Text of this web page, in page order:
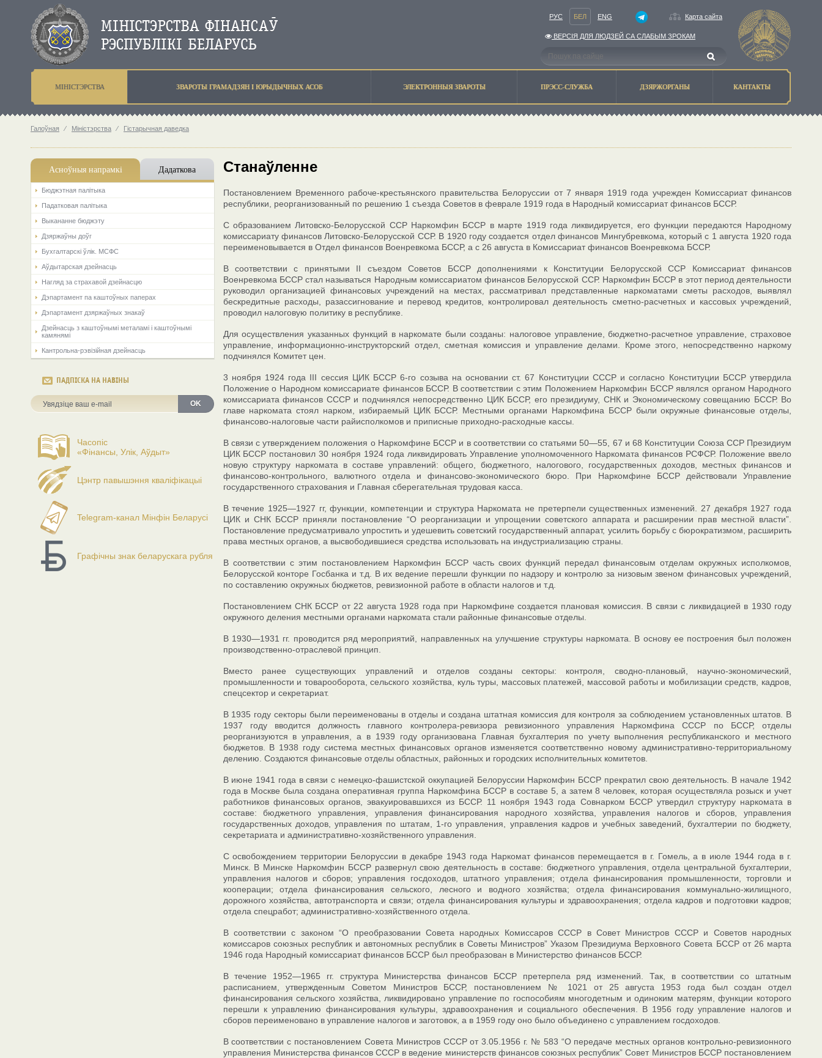
РУС БЕЛ ENG Карта сайта
ВЕРСIЯ ДЛЯ ЛЮДЗЕЙ СА СЛАБЫМ ЗРОКАМ
МIНIСТЭРСТВА ЗВАРОТЫ ГРАМАДЗЯН I ЮРЫДЫЧНЫХ АСОБ ЭЛЕКТРОННЫЯ ЗВАРОТЫ ПРЭСС-СЛУЖБА ДЗЯРЖОРГАНЫ КАНТАКТЫ
Галоўная ⁄ Мiнiстэрства ⁄ Гістарычная даведка
Асноўныя напрамкi Дадаткова
Бюджэтная палiтыка
Падатковая палітыка
Выкананне бюджэту
Дзяржаўны доўг
Бухгалтарскі ўлік. МСФС
Аўдытарская дзейнасць
Нагляд за страхавой дзейнасцю
Дэпартамент па каштоўных паперах
Дэпартамент дзяржаўных знакаў
Дзейнасць з каштоўнымі металамі і каштоўнымі
камянямі
Кантрольна-рэвізійная дзейнасць
ПАДПІСКА НА НАВІНЫ
OK
Часопіс
«Фінансы, Улік, Аўдыт»
Цэнтр павышэння кваліфікацыі
Telegram-канал Мінфін Беларусі
Графічны знак беларускага рубля
Станаўленне
Постановлением Временного рабоче-крестьянского правительства Белоруссии от 7 января 1919 года учрежден Комиссариат финансов
республики, реорганизованный по решению 1 съезда Советов в феврале 1919 года в Народный комиссариат финансов БССР.
С образованием Литовско-Белорусской ССР Наркомфин БССР в марте 1919 года ликвидируется, его функции передаются Народному
комиссариату финансов Литовско-Белорусской ССР. В 1920 году создается отдел финансов Мингубревкома, который с 1 августа 1920 года
переименовывается в Отдел финансов Военревкома БССР, а с 26 августа в Комиссариат финансов Военревкома БССР.
В соответствии с принятыми II съездом Советов БССР дополнениями к Конституции Белорусской ССР Комиссариат финансов
Военревкома БССР стал называться Народным комиссариатом финансов Белорусской ССР. Наркомфин БССР в этот период деятельности
руководил организацией финансовых учреждений на местах, рассматривал представленные наркоматами сметы расходов, выявлял
бескредитные расходы, разассигнование и перевод кредитов, контролировал деятельность сметно-расчетных и кассовых учреждений,
проводил налоговую политику в республике.
Для осуществления указанных функций в наркомате были созданы: налоговое управление, бюджетно-расчетное управление, страховое
управление, информационно-инструкторский отдел, сметная комиссия и управление делами. Кроме этого, непосредственно наркому
подчинялся Комитет цен.
3 ноября 1924 года III сессия ЦИК БССР 6-го созыва на основании ст. 67 Конституции СССР и согласно Конституции БССР утвердила
Положение о Народном комиссариате финансов БССР. В соответствии с этим Положением Наркомфин БССР являлся органом Народного
комиссариата финансов СССР и подчинялся непосредственно ЦИК БССР, его президиуму, СНК и Экономическому совещанию БССР. Во
главе наркомата стоял нарком, избираемый ЦИК БССР. Местными органами Наркомфина БССР были окружные финансовые отделы,
финансово-налоговые части райисполкомов и приписные приходно-расходные кассы.
В связи с утверждением положения о Наркомфине БССР и в соответствии со статьями 50—55, 67 и 68 Конституции Союза ССР Президиум
ЦИК БССР постановил 30 ноября 1924 года ликвидировать Управление уполномоченного Наркомата финансов РСФСР. Положение ввело
новую структуру наркомата в составе управлений: общего, бюджетного, налогового, государственных доходов, местных финансов и
финансово-контрольного, валютного отдела и финансово-экономического бюро. При Наркомфине БССР действовали Управление
государственного страхования и Главная сберегательная трудовая касса.
В течение 1925—1927 гг, функции, компетенции и структура Наркомата не претерпели существенных изменений. 27 декабря 1927 года
ЦИК и СНК БССР приняли постановление “О реорганизации и упрощении советского аппарата и расширении прав местной власти”.
Постановление предусматривало упростить и удешевить советский государственный аппарат, усилить борьбу с бюрократизмом, расширить
права местных органов, а высвободившиеся средства использовать на индустриализацию страны.
В соответствии с этим постановлением Наркомфин БССР часть своих функций передал финансовым отделам окружных исполкомов,
Белорусской конторе Госбанка и т.д. В их ведение перешли функции по надзору и контролю за низовым звеном финансовых учреждений,
по составлению окружных бюджетов, ревизионной работе в области налогов и т.д.
Постановлением СНК БССР от 22 августа 1928 года при Наркомфине создается плановая комиссия. В связи с ликвидацией в 1930 году
окружного деления местными органами наркомата стали районные финансовые отделы.
В 1930—1931 гг. проводится ряд мероприятий, направленных на улучшение структуры наркомата. В основу ее построения был положен
производственно-отраслевой принцип.
Вместо ранее существующих управлений и отделов созданы секторы: контроля, сводно-плановый, научно-экономический,
промышленности и товарооборота, сельского хозяйства, куль туры, массовых платежей, массовой работы и мобилизации средств, кадров,
спецсектор и секретариат.
В 1935 году секторы были переименованы в отделы и создана штатная комиссия для контроля за соблюдением установленных штатов. В
1937 году вводится должность главного контролера-ревизора ревизионного управления Наркомфина СССР по БССР, отделы
реорганизуются в управления, а в 1939 году организована Главная бухгалтерия по учету выполнения республиканского и местного
бюджетов. В 1938 году система местных финансовых органов изменяется соответственно новому административно-территориальному
делению. Создаются финансовые отделы областных, районных и городских исполнительных комитетов.
В июне 1941 года в связи с немецко-фашистской оккупацией Белоруссии Наркомфин БССР прекратил свою деятельность. В начале 1942
года в Москве была создана оперативная группа Наркомфина БССР в составе 5, а затем 8 человек, которая осуществляла розыск и учет
работников финансовых органов, эвакуировавшихся из БССР. 11 ноября 1943 года Совнарком БССР утвердил структуру наркомата в
составе: бюджетного управления, управления финансирования народного хозяйства, управления налогов и сборов, управления
государственных доходов, управления по штатам, 1-го управления, управления кадров и учебных заведений, бухгалтерии по бюджету,
секретариата и административно-хозяйственного управления.
С освобождением территории Белоруссии в декабре 1943 года Наркомат финансов перемещается в г. Гомель, а в июле 1944 года в г.
Минск. В Минске Наркомфин БССР развернул свою деятельность в составе: бюджетного управления, отдела центральной бухгалтерии,
управления налогов и сборов; управления госдоходов, штатного управления; отдела финансирования промышленности, торговли и
кооперации; отдела финансирования сельского, лесного и водного хозяйства; отдела финансирования коммунально-жилищного,
дорожного хозяйства, автотранспорта и связи; отдела финансирования культуры и здравоохранения; отдела кадров и подготовки кадров;
отдела спецработ; административно-хозяйственного отдела.
В соответствии с законом “О преобразовании Совета народных Комиссаров СССР в Совет Министров СССР и Советов народных
комиссаров союзных республик и автономных республик в Советы Министров” Указом Президиума Верховного Совета БССР от 26 марта
1946 года Народный комиссариат финансов БССР был преобразован в Министерство финансов БССР.
В течение 1952—1965 гг. структура Министерства финансов БССР претерпела ряд изменений. Так, в соответствии со штатным
расписанием, утвержденным Советом Министров БССР, постановлением № 1021 от 25 августа 1953 года был создан отдел
финансирования сельского хозяйства, ликвидировано управление по госпособиям многодетным и одиноким матерям, функции которого
перешли к управлению финансирования культуры, здравоохранения и социального обеспечения. В 1956 году управление налогов и
сборов переименовано в управление налогов и заготовок, а в 1959 году оно было объединено с управлением госдоходов.
В соответствии с постановлением Совета Министров СССР от 3.05.1956 г. № 583 “О передаче местных органов контрольно-ревизионного
управления Министерства финансов СССР в ведение министерств финансов союзных республик” Совет Министров БССР постановлением